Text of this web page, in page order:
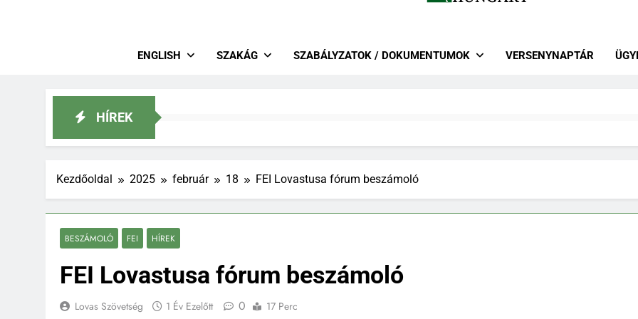
ENGLISH SZAKÁG SZABÁLYZATOK / DOKUMENTUMOK VERSENYNAPTÁR
HÍREK
Kezdőoldal 2025 február 18 FEI Lovastusa fórum beszámoló
BESZÁMOLÓ FEI HÍREK
FEI Lovastusa fórum beszámoló
Lovas Szövetség 1 Év Ezelőtt 0 17 Perc